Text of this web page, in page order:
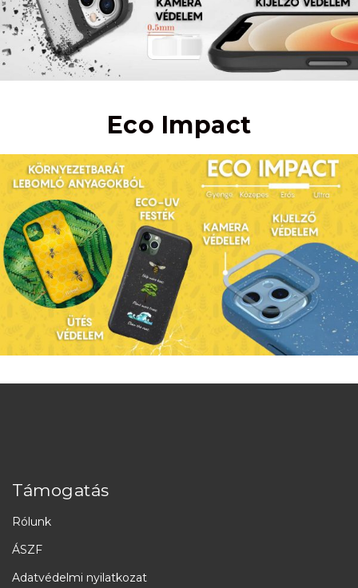
Eco Impact
Támogatás
Rólunk
ÁSZF
Adatvédelmi nyilatkozat